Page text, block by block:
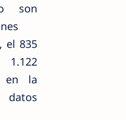
son
el 835
en la